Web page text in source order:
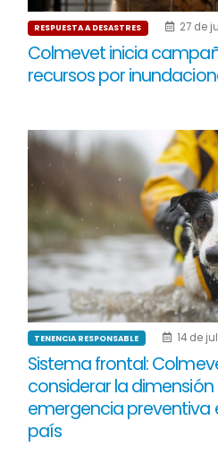
RESPUESTA A DESASTRES 27 de
Colmevet inicia
recursos por
TENENCIA RESPONSABLE 14 de
Sistema frontal:
considerar la
emergencia preventiva
país